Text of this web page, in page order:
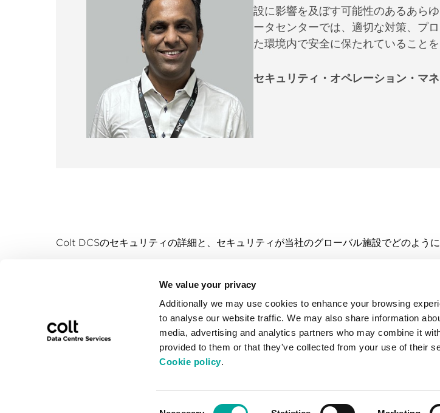
We value your privacy
Additionally we may use cookies to enhance your browsing
to analyse our website traffic. We may also share information
media, advertising and analytics partners who may combine it
provided to them or that they've collected from your use of their
Cookie policy.
設に影響を及ぼす可能性のあるあら
ータセンターでは、適切な対策、プ
た環境内で安全に保たれていること
セキュリティ・オペレーション・
Colt DCSのセキュリティの詳細と、セキュリティが当社のグローバル施設でどのよう
クイックリンク
ビジネス行動規範
ご相談窓口
プライバシー&クッキーポリシー
主要拠
ムンバイ
フラン
東京、